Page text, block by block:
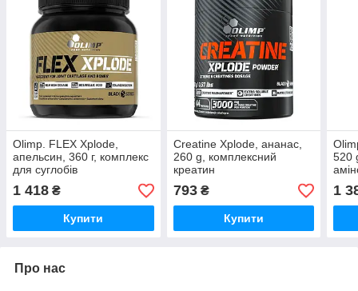
Olimp. FLEX Xplode,
апельсин, 360 г, комплекс
для суглобів
1 418 ₴
Купити
Creatine Xplode, ананас,
260 g, комплексний
креатин
793₴
Купити
520
1
Про нас